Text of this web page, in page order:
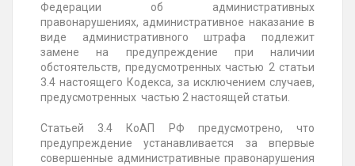
Федерации об административных
правонарушениях, административное наказание в
виде административного штрафа подлежит
замене на предупреждение при наличии
обстоятельств, предусмотренных частью 2 статьи
3.4 настоящего Кодекса, за исключением случаев,
предусмотренных частью 2 настоящей статьи.
Статьей 3.4 КоАП РФ предусмотрено, что
предупреждение устанавливается за впервые
совершенные административные правонарушения